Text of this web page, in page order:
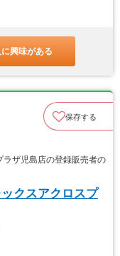
興味がある
保存する
ザ児島店の登録販売者の
クスアクロスプ